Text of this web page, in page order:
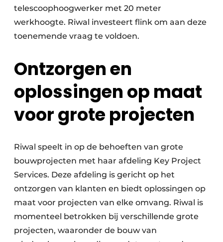
telescoophoogwerker met 20 meter
werkhoogte. Riwal investeert flink om aan deze
toenemende vraag te voldoen.
Ontzorgen en
oplossingen op maat
voor grote projecten
Riwal speelt in op de behoeften van grote
bouwprojecten met haar afdeling Key Project
Services. Deze afdeling is gericht op het
ontzorgen van klanten en biedt oplossingen op
maat voor projecten van elke omvang. Riwal is
momenteel betrokken bij verschillende grote
projecten, waaronder de bouw van